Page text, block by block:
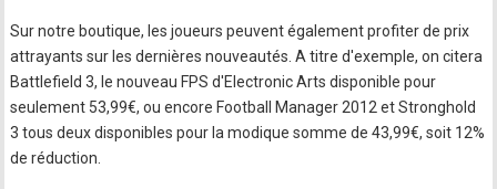
Sur notre boutique, les joueurs peuvent également profiter de prix
attrayants sur les dernières nouveautés. A titre d'exemple, on citera
Battlefield 3, le nouveau FPS d'Electronic Arts disponible pour
seulement 53,99€, ou encore Football Manager 2012 et Stronghold
3 tous deux disponibles pour la modique somme de 43,99€, soit 12%
de réduction.